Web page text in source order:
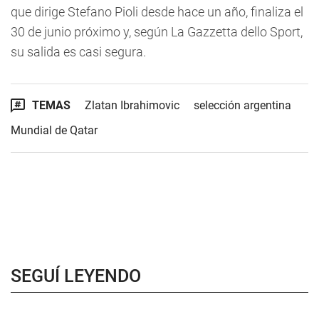
que dirige Stefano Pioli desde hace un año, finaliza el
30 de junio próximo y, según La Gazzetta dello Sport,
su salida es casi segura.
TEMAS Zlatan Ibrahimovic
selección argentina
Mundial de Qatar
SEGUÍ LEYENDO